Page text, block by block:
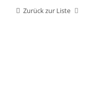
Zurück zur Liste